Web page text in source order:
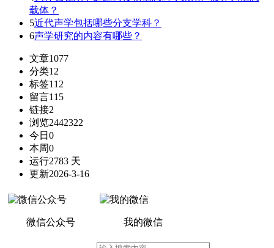
载体？
5近代声学包括哪些分支学科？
6声学研究的内容有哪些？
文章1077
分类12
标签112
留言115
链接2
浏览2442322
今日 0
本周0
运行2783 天
更新2026-3-16
微信公众号 我的微信